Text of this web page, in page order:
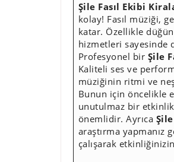
Şile Fasıl Ekibi
kolay! Fasıl müziği,
katar. Özellikle
hizmetleri sayesinde
Profesyonel bir Şile
Kaliteli ses ve
müziğinin ritmi ve
Bunun için öncelikle
unutulmaz bir
önemlidir. Ayrıca
araştırma yapmanız
çalışarak